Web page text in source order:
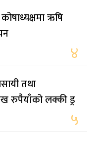
ऋषि
४
तथा
रुपैयाँको लक्की ड्र
५